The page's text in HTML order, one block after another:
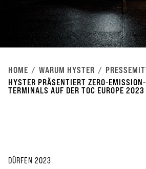
HOME WARUM HYSTER
HYSTER PRÄSENTIERT ZERO-
TERMINALS AUF DER TOC EUROPE 2023
DÜRFEN 2023